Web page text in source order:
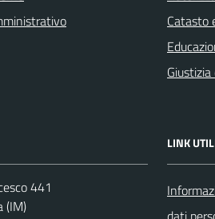
Catasto
441
(IM)
LINK